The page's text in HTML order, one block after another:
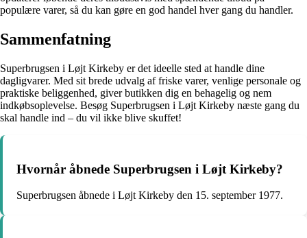
populære varer, så du kan gøre en god handel hver gang du handler.
Sammenfatning
Superbrugsen i Løjt Kirkeby er det ideelle sted at handle dine
dagligvarer. Med sit brede udvalg af friske varer, venlige personale og
praktiske beliggenhed, giver butikken dig en behagelig og nem
indkøbsoplevelse. Besøg Superbrugsen i Løjt Kirkeby næste gang du
skal handle ind – du vil ikke blive skuffet!
Hvornår åbnede Superbrugsen i Løjt Kirkeby?
Superbrugsen åbnede i Løjt Kirkeby den 15. september 1977.